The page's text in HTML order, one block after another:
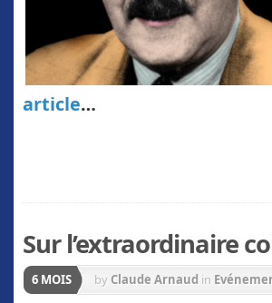
article…
Sur l’extraordinaire
6 MOIS by Claude Arnaud in